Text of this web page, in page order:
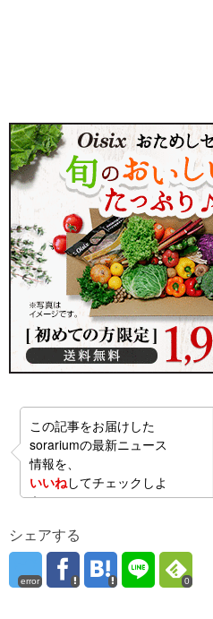
この記事をお届けした
sorariumの最新ニュース
情報を、
いいねしてチェックしよ
う！
シェアする
error 0